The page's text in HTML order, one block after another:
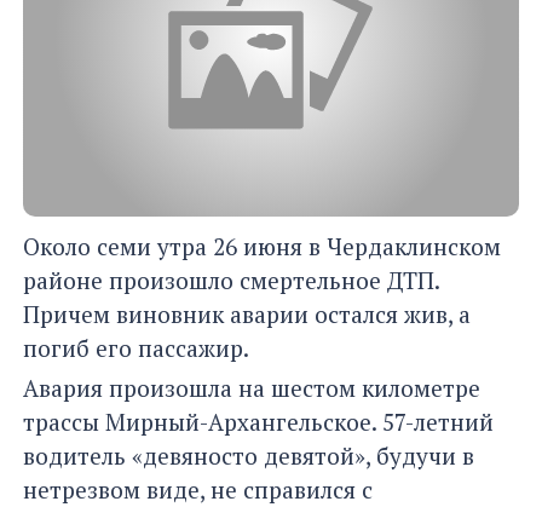
Около семи утра 26 июня в Чердаклинском
районе произошло смертельное ДТП.
Причем виновник аварии остался жив, а
погиб его пассажир.
Авария произошла на шестом километре
трассы Мирный-Архангельское. 57-летний
водитель «девяносто девятой», будучи в
нетрезвом виде, не справился с